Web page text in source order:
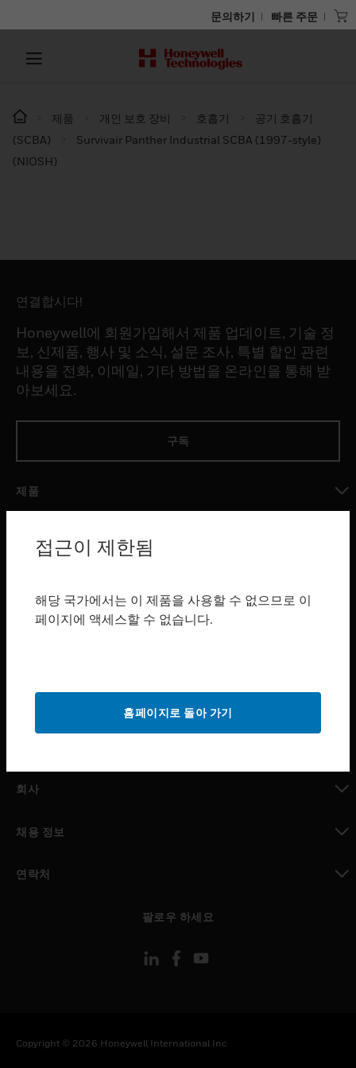
문의하기 빠른 주문
제품 개인 보호 장비 호흡기
공기 호흡기
(SCBA)
Survivair Panther Industrial SCBA (1997-style)
(NIOSH)
연결합시다!
Honeywell에 회원가입해서 제품 업데이트, 기술 정
보, 신제품, 행사 및 소식, 설문 조사, 특별 할인 관련
내용을 전화, 이메일, 기타 방법을 온라인을 통해 받
아보세요.
구독
제품
toggle view
산업 분야
toggle view
toggle view
toggle view
회사
채용 정보
연락처
팔로우 하세요
Copyright © 2026 Honeywell International Inc
접근이 제한됨
해당 국가에서는 이 제품을 사용할 수 없으므로 이
페이지에 액세스할 수 없습니다.
홈페이지로 돌아 가기